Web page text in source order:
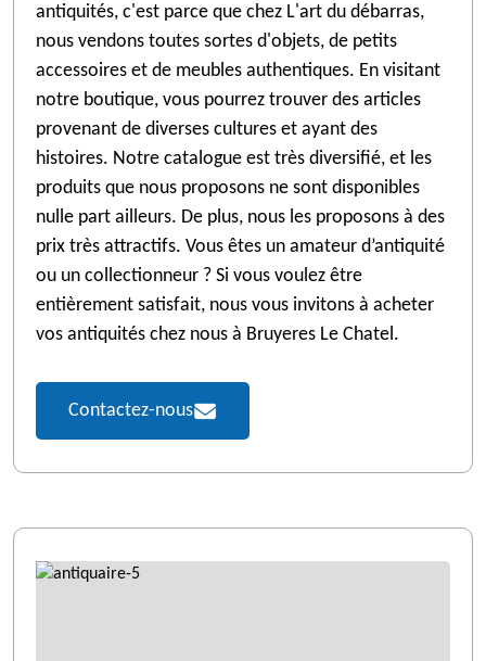
antiquités, c'est parce que chez L'art du débarras,
nous vendons toutes sortes d'objets, de petits
accessoires et de meubles authentiques. En visitant
notre boutique, vous pourrez trouver des articles
provenant de diverses cultures et ayant des
histoires. Notre catalogue est très diversifié, et les
produits que nous proposons ne sont disponibles
nulle part ailleurs. De plus, nous les proposons à des
prix très attractifs. Vous êtes un amateur d’antiquité
ou un collectionneur ? Si vous voulez être
entièrement satisfait, nous vous invitons à acheter
vos antiquités chez nous à Bruyeres Le Chatel.
Contactez-nous